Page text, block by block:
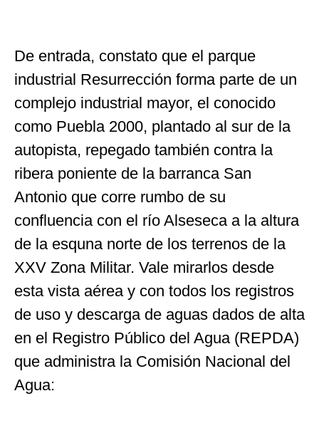
De entrada, constato que el parque
industrial Resurrección forma parte de un
complejo industrial mayor, el conocido
como Puebla 2000, plantado al sur de la
autopista, repegado también contra la
ribera poniente de la barranca San
Antonio que corre rumbo de su
confluencia con el río Alseseca a la altura
de la esquna norte de los terrenos de la
XXV Zona Militar. Vale mirarlos desde
esta vista aérea y con todos los registros
de uso y descarga de aguas dados de alta
en el Registro Público del Agua (REPDA)
que administra la Comisión Nacional del
Agua: